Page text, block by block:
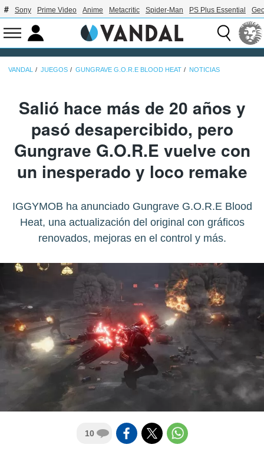
Sony Prime Video Anime Metacritic Spider-Man PS Plus Essential
VANDAL JUEGOS GUNGRAVE G.O.R.E BLOOD HEAT NOTICIAS
Salió hace más de 20 años y
pasó desapercibido, pero
Gungrave G.O.R.E vuelve con
un inesperado y loco remake
IGGYMOB ha anunciado Gungrave G.O.R.E Blood
Heat, una actualización del original con gráficos
renovados, mejoras en el control y más.
10